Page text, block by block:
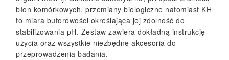
błon komórkowych, przemiany biologiczne natomiast KH
to miara buforowości określająca jej zdolność do
stabilizowania pH. Zestaw zawiera dokładną instrukcję
użycia oraz wszystkie niezbędne akcesoria do
przeprowadzenia badania.